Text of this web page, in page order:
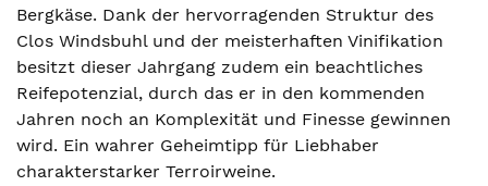
Bergkäse. Dank der hervorragenden Struktur des
Clos Windsbuhl und der meisterhaften Vinifikation
besitzt dieser Jahrgang zudem ein beachtliches
Reifepotenzial, durch das er in den kommenden
Jahren noch an Komplexität und Finesse gewinnen
wird. Ein wahrer Geheimtipp für Liebhaber
charakterstarker Terroirweine.